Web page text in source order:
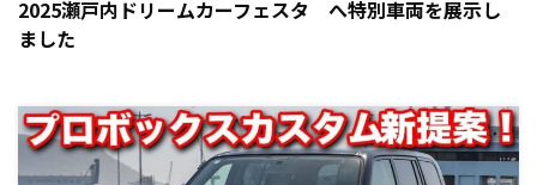
2025瀬戸内ドリームカーフェスタ へ特別車両を展示し
ました